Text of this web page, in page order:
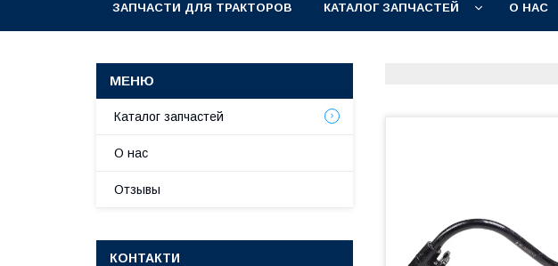
ЗАПЧАСТИ ДЛЯ ТРАКТОРОВ КАТАЛОГ ЗАПЧАСТЕЙ О НАС
Каталог запчастей
О нас
Отзывы
КОНТАКТИ